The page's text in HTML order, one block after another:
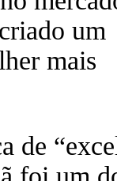
um
mais
de